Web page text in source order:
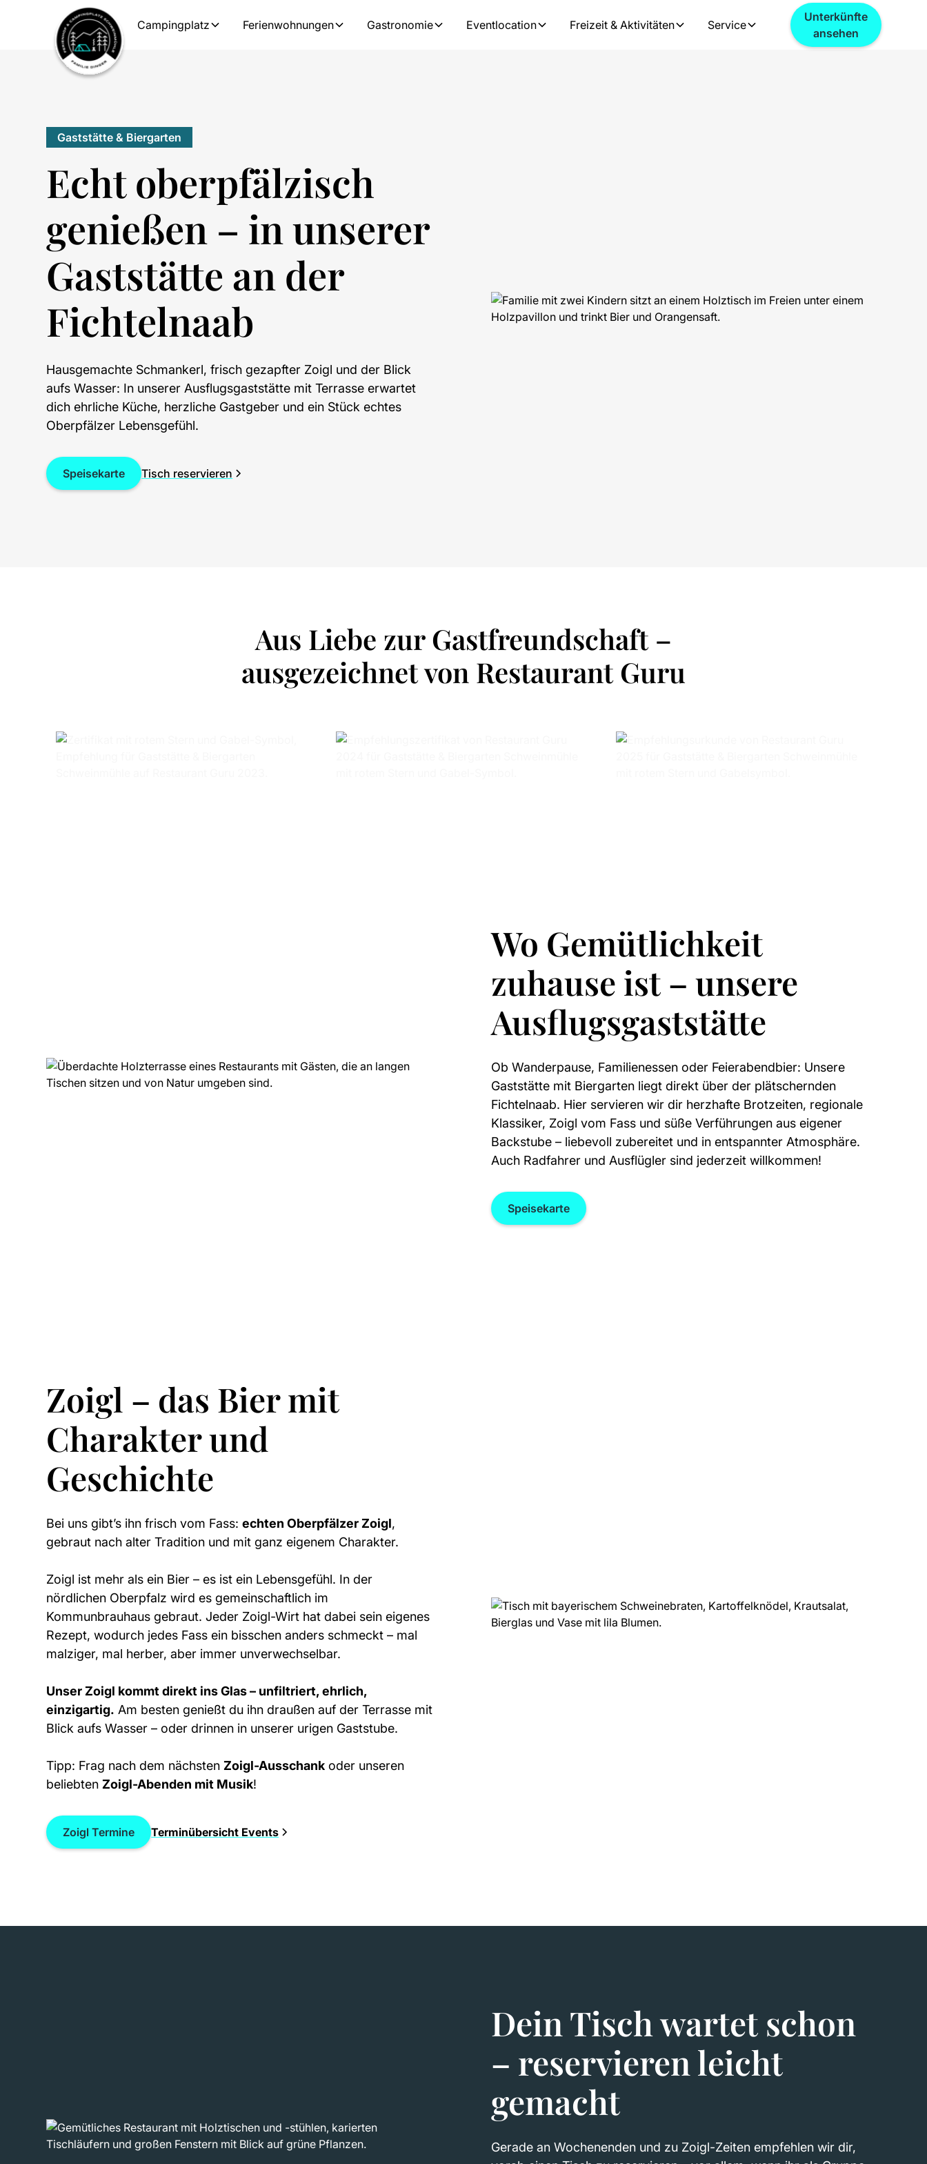
Campingplatz Ferienwohnungen Gastronomie Eventlocation Freizeit & Aktivitäten Service
Unterkünfte
ansehen
Gaststätte & Biergarten
Echt oberpfälzisch
genießen – in unserer
Gaststätte an der
Fichtelnaab
Hausgemachte Schmankerl, frisch gezapfter Zoigl und der Blick
aufs Wasser: In unserer Ausflugsgaststätte mit Terrasse erwartet
dich ehrliche Küche, herzliche Gastgeber und ein Stück echtes
Oberpfälzer Lebensgefühl.
Speisekarte Tisch reservieren
Aus Liebe zur Gastfreundschaft –
ausgezeichnet von Restaurant Guru
Wo Gemütlichkeit
zuhause ist – unsere
Ausflugsgaststätte
Ob Wanderpause, Familienessen oder Feierabendbier: Unsere
Gaststätte mit Biergarten liegt direkt über der plätschernden
Fichtelnaab. Hier servieren wir dir herzhafte Brotzeiten, regionale
Klassiker, Zoigl vom Fass und süße Verführungen aus eigener
Backstube – liebevoll zubereitet und in entspannter Atmosphäre.
Auch Radfahrer und Ausflügler sind jederzeit willkommen!
Speisekarte
Zoigl – das Bier mit
Charakter und
Geschichte
Bei uns gibt’s ihn frisch vom Fass:echten Oberpfälzer Zoigl,
gebraut nach alter Tradition und mit ganz eigenem Charakter.
Zoigl ist mehr als ein Bier – es ist ein Lebensgefühl. In der
nördlichen Oberpfalz wird es gemeinschaftlich im
Kommunbrauhaus gebraut. Jeder Zoigl-Wirt hat dabei sein eigenes
Rezept, wodurch jedes Fass ein bisschen anders schmeckt – mal
malziger, mal herber, aber immer unverwechselbar.
Unser Zoigl kommt direkt ins Glas – unfiltriert, ehrlich,
einzigartig. Am besten genießt du ihn draußen auf der Terrasse mit
Blick aufs Wasser – oder drinnen in unserer urigen Gaststube.
Tipp: Frag nach dem nächstenZoigl-Ausschank oder unseren
beliebtenZoigl-Abenden mit Musik!
Zoigl Termine Terminübersicht Events
Dein Tisch wartet schon
– reservieren leicht
gemacht
Gerade an Wochenenden und zu Zoigl-Zeiten empfehlen wir dir,